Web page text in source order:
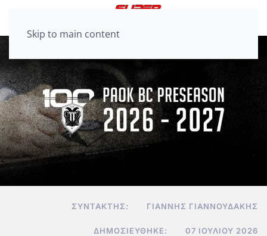
Skip to main content
ΣΥΝΤΆΚΤΗΣ: ΓΙΆΝΝΗΣ ΓΙΑΝΝΟΥΔΆΚΗΣ
ΔΗΜΟΣΙΕΎΘΗΚΕ: 07 ΙΟΥΛΊΟΥ 2026